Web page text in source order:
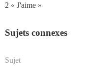
2 « J'aime »
Sujets connexes
Sujet